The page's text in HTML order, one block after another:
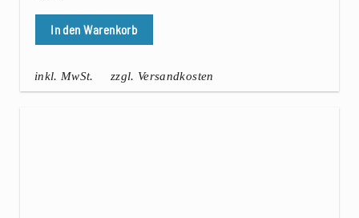
In den Warenkorb
inkl. MwSt. zzgl. Versandkosten